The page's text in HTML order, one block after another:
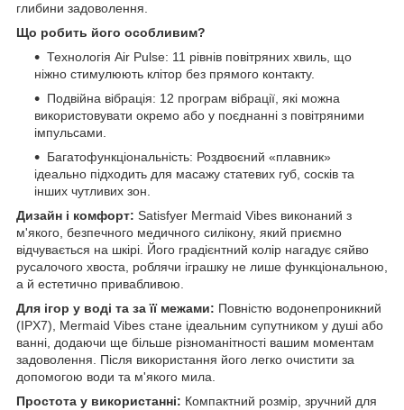
глибини задоволення.
Що робить його особливим?
Технологія Air Pulse: 11 рівнів повітряних хвиль, що
ніжно стимулюють клітор без прямого контакту.
Подвійна вібрація: 12 програм вібрації, які можна
використовувати окремо або у поєднанні з повітряними
імпульсами.
Багатофункціональність: Роздвоєний «плавник»
ідеально підходить для масажу статевих губ, сосків та
інших чутливих зон.
Дизайн і комфорт: Satisfyer Mermaid Vibes виконаний з
м'якого, безпечного медичного силікону, який приємно
відчувається на шкірі. Його градієнтний колір нагадує сяйво
русалочого хвоста, роблячи іграшку не лише функціональною,
а й естетично привабливою.
Для ігор у воді та за її межами: Повністю водонепроникний
(IPX7), Mermaid Vibes стане ідеальним супутником у душі або
ванні, додаючи ще більше різноманітності вашим моментам
задоволення. Після використання його легко очистити за
допомогою води та м'якого мила.
Простота у використанні: Компактний розмір, зручний для